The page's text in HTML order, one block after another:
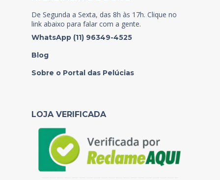
De Segunda a Sexta, das 8h às 17h. Clique no
link abaixo para falar com a gente.
WhatsApp (11) 96349-4525
Blog
Sobre o Portal das Pelúcias
LOJA VERIFICADA